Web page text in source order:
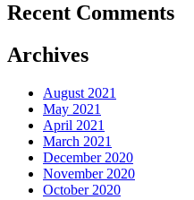
Recent Comments
Archives
August 2021
May 2021
April 2021
March 2021
December 2020
November 2020
October 2020